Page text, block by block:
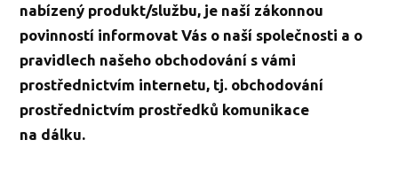
nabízený produkt/službu, je naší zákonnou
povinností informovat Vás o naší společnosti a o
pravidlech našeho obchodování s vámi
prostřednictvím internetu, tj. obchodování
prostřednictvím prostředků komunikace
na dálku.